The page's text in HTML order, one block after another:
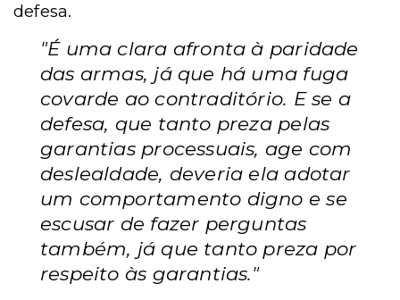
defesa.
"É uma clara afronta à paridade
das armas, já que há uma fuga
covarde ao contraditório. E se a
defesa, que tanto preza pelas
garantias processuais, age com
deslealdade, deveria ela adotar
um comportamento digno e se
escusar de fazer perguntas
também, já que tanto preza por
respeito às garantias."